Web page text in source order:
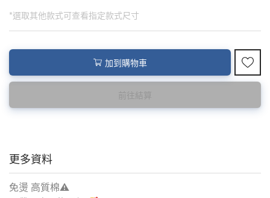
*選取其他款式可查看指定款式尺寸
此為預購品
<預購款>因為韓國東大門8月暑假關係， 預購款會於8月18日
後才陸續返貨⚠️
此為減價貨品
特價品不設退換，購買前請先確認所列出的尺碼是否合適。
加到購物車
前往結算
更多資料
免燙 高質棉⚠️